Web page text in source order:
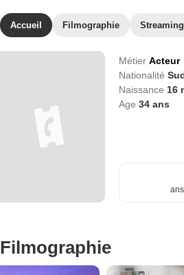
Accueil Filmographie Streaming
Métier Acteur
Nationalité
Naissance 16
Age 34ans
Filmographie